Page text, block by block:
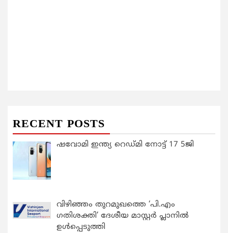
RECENT POSTS
ഷവോമി ഇന്ത്യ റെഡ്മി നോട്ട് 17 5ജി
വിഴിഞ്ഞം തുറമുഖത്തെ ‘പി.എം
ഗതിശക്തി’ ദേശീയ മാസ്റ്റർ പ്ലാനിൽ
ഉൾപ്പെടുത്തി